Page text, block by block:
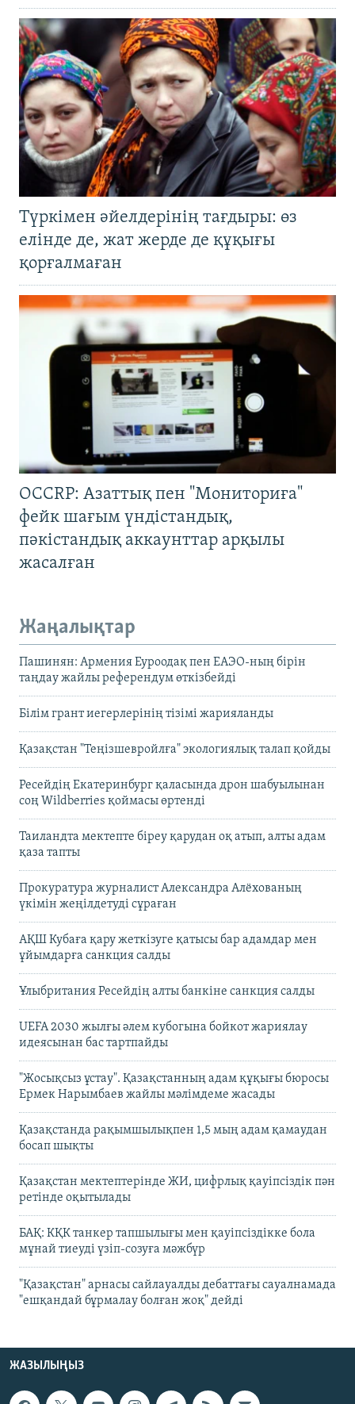
Түркімен әйелдерінің тағдыры: өз
елінде де, жат жерде де құқығы
қорғалмаған
OCCRP: Азаттық пен "Мониториға"
фейк шағым үндістандық,
пәкістандық аккаунттар арқылы
жасалған
Жаңалықтар
Пашинян: Армения Еуроодақ пен ЕАЭО-ның бірін
таңдау жайлы референдум өткізбейді
Білім грант иегерлерінің тізімі жарияланды
Қазақстан "Теңізшевройлға" экологиялық талап қойды
Ресейдің Екатеринбург қаласында дрон шабуылынан
соң Wildberries қоймасы өртенді
Таиландта мектепте біреу қарудан оқ атып, алты адам
қаза тапты
Прокуратура журналист Александра Алёхованың
үкімін жеңілдетуді сұраған
АҚШ Кубаға қару жеткізуге қатысы бар адамдар мен
ұйымдарға санкция салды
Ұлыбритания Ресейдің алты банкіне санкция салды
UEFA 2030 жылғы әлем кубогына бойкот жариялау
идеясынан бас тартпайды
"Жосықсыз ұстау". Қазақстанның адам құқығы бюросы
Ермек Нарымбаев жайлы мәлімдеме жасады
Қазақстанда рақымшылықпен 1,5 мың адам қамаудан
босап шықты
Қазақстан мектептерінде ЖИ, цифрлық қауіпсіздік пән
ретінде оқытылады
БАҚ: КҚК танкер тапшылығы мен қауіпсіздікке бола
мұнай тиеуді үзіп-созуға мәжбүр
"Қазақстан" арнасы сайлауалды дебаттағы сауалнамада
"ешқандай бұрмалау болған жоқ" дейді
ЖАЗЫЛЫҢЫЗ